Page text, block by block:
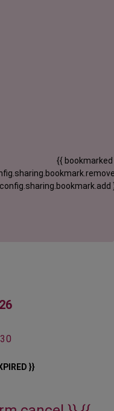
{{ bookmarked
config.sharing.bookmark.add
}}